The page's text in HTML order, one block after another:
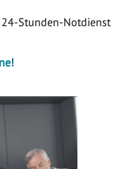
Stunden-Notdienst